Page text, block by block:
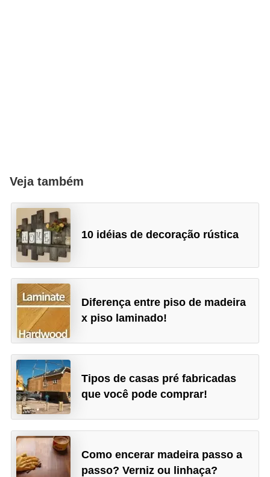
Veja também
10 idéias de decoração rústica
Diferença entre piso de madeira
x piso laminado!
Tipos de casas pré fabricadas
que você pode comprar!
Como encerar madeira passo a
passo? Verniz ou linhaça?